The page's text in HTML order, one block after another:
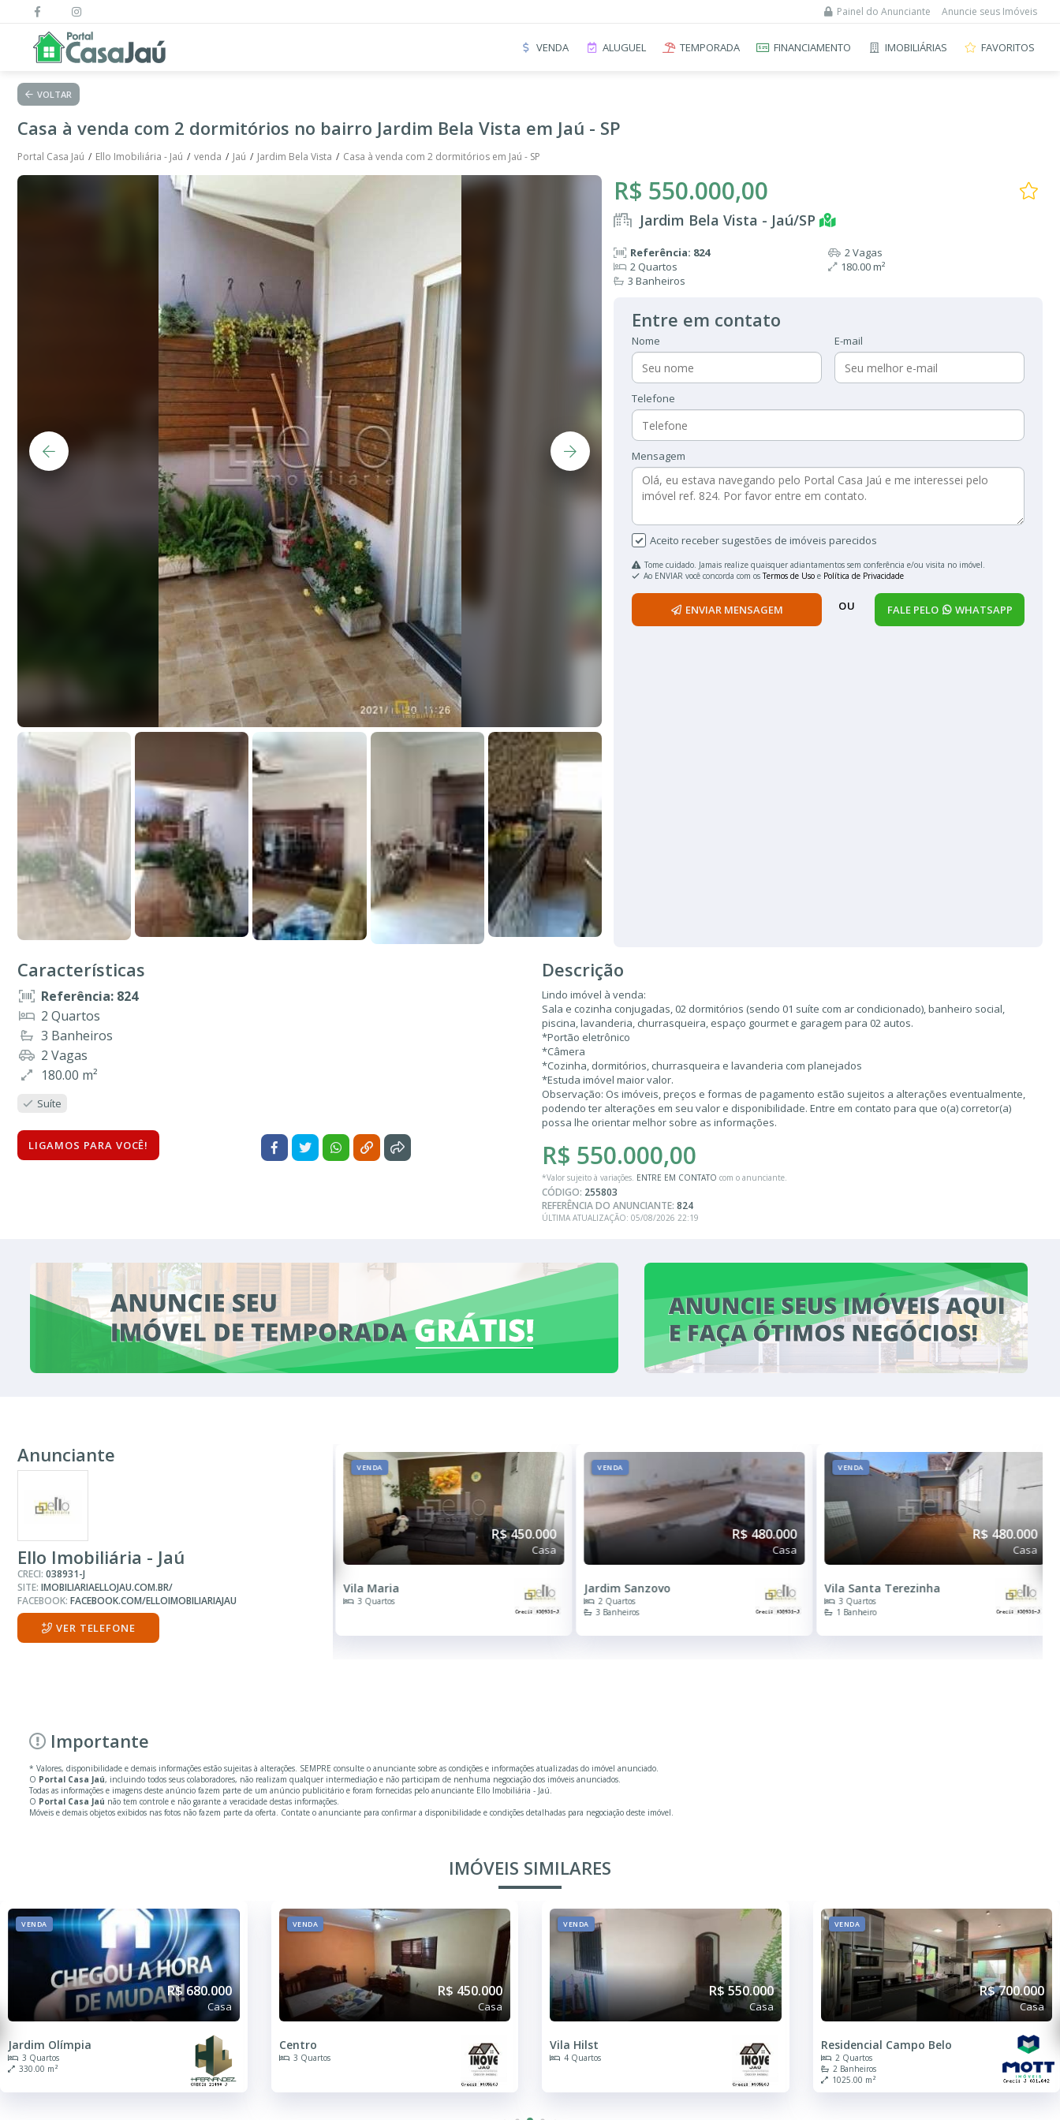
Painel do Anunciante Anuncie seus Imóveis
VENDA ALUGUEL TEMPORADA FINANCIAMENTO IMOBILIÁRIAS FAVORITOS
VOLTAR
Casa à venda com 2 dormitórios no bairro Jardim Bela Vista em Jaú - SP
Portal Casa Jaú Ello Imobiliária - Jaú venda Jaú Jardim Bela Vista Casa à venda com 2 dormitórios em Jaú - SP
R$ 550.000,00
Jardim Bela Vista - Jaú/SP
Referência: 824
2 Quartos
3 Banheiros
2 Vagas
180.00 m²
Entre em contato
Nome E-mail
Telefone
Mensagem
Aceito receber sugestões de imóveis parecidos
Tome cuidado. Jamais realize quaisquer adiantamentos sem conferência e/ou visita no imóvel.
Ao ENVIAR você concorda com osTermos de Uso e Política de Privacidade
ENVIAR MENSAGEM OU FALE PELO WHATSAPP
Características
Referência: 824
2 Quartos
3 Banheiros
2 Vagas
180.00 m²
Suíte
LIGAMOS PARA VOCÊ!
Descrição
Lindo imóvel à venda:
Sala e cozinha conjugadas, 02 dormitórios (sendo 01 suíte com ar condicionado), banheiro social,
piscina, lavanderia, churrasqueira, espaço gourmet e garagem para 02 autos.
*Portão eletrônico
*Câmera
*Cozinha, dormitórios, churrasqueira e lavanderia com planejados
*Estuda imóvel maior valor.
Observação: Os imóveis, preços e formas de pagamento estão sujeitos a alterações eventualmente,
podendo ter alterações em seu valor e disponibilidade. Entre em contato para que o(a) corretor(a)
possa lhe orientar melhor sobre as informações.
R$ 550.000,00
*Valor sujeito à variações. ENTRE EM CONTATO com o anunciante.
CÓDIGO: 255803
REFERÊNCIA DO ANUNCIANTE: 824
ÚLTIMA ATUALIZAÇÃO: 05/08/2026 22:19
Anunciante
Ello Imobiliária - Jaú
CRECI: 038931-J
SITE: IMOBILIARIAELLOJAU.COM.BR/
FACEBOOK: FACEBOOK.COM/ELLOIMOBILIARIAJAU
VER TELEFONE
Jardim Santa Rosa
3 Quartos
2 Banheiros
VENDA
R$ 450.000
Casa
Vila Maria
3 Quartos
VENDA
R$ 480.000
Casa
Jardim Sanzovo
2 Quartos
3 Banheiros
VENDA
R$ 480.000
Casa
Vila Santa Terezinha
3 Quartos
1 Banheiro
Importante
* Valores, disponibilidade e demais informações estão sujeitas à alterações. SEMPRE consulte o anunciante sobre as condições e informações atualizadas do imóvel anunciado.
O Portal Casa Jaú, incluindo todos seus colaboradores, não realizam qualquer intermediação e não participam de nenhuma negociação dos imóveis anunciados.
Todas as informações e imagens deste anúncio fazem parte de um anúncio publicitário e foram fornecidas pelo anunciante Ello Imobiliária - Jaú.
O Portal Casa Jaú não tem controle e não garante a veracidade destas informações.
Móveis e demais objetos exibidos nas fotos não fazem parte da oferta. Contate o anunciante para confirmar a disponibilidade e condições detalhadas para negociação deste imóvel.
IMÓVEIS SIMILARES
VENDA
R$ 680.000
Casa
Jardim Olímpia
3 Quartos
330.00 m²
VENDA
R$ 450.000
Casa
Centro
3 Quartos
VENDA
R$ 550.000
Casa
Vila Hilst
4 Quartos
VENDA
R$ 700.000
Casa
Residencial Campo Belo
2 Quartos
2 Banheiros
1025.00 m²